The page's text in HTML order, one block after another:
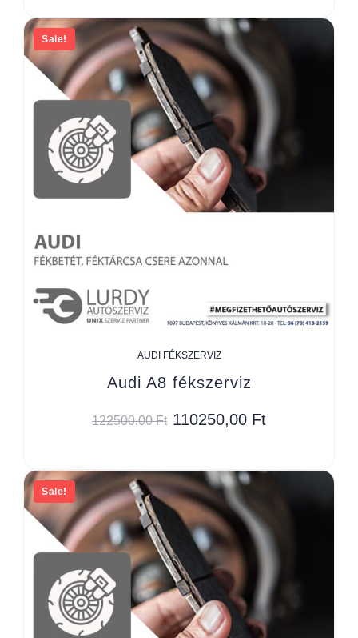
Sale!
AUDI FÉKSZERVIZ
Audi A8 fékszerviz
122500,00Ft 110250,00 Ft
Sale!